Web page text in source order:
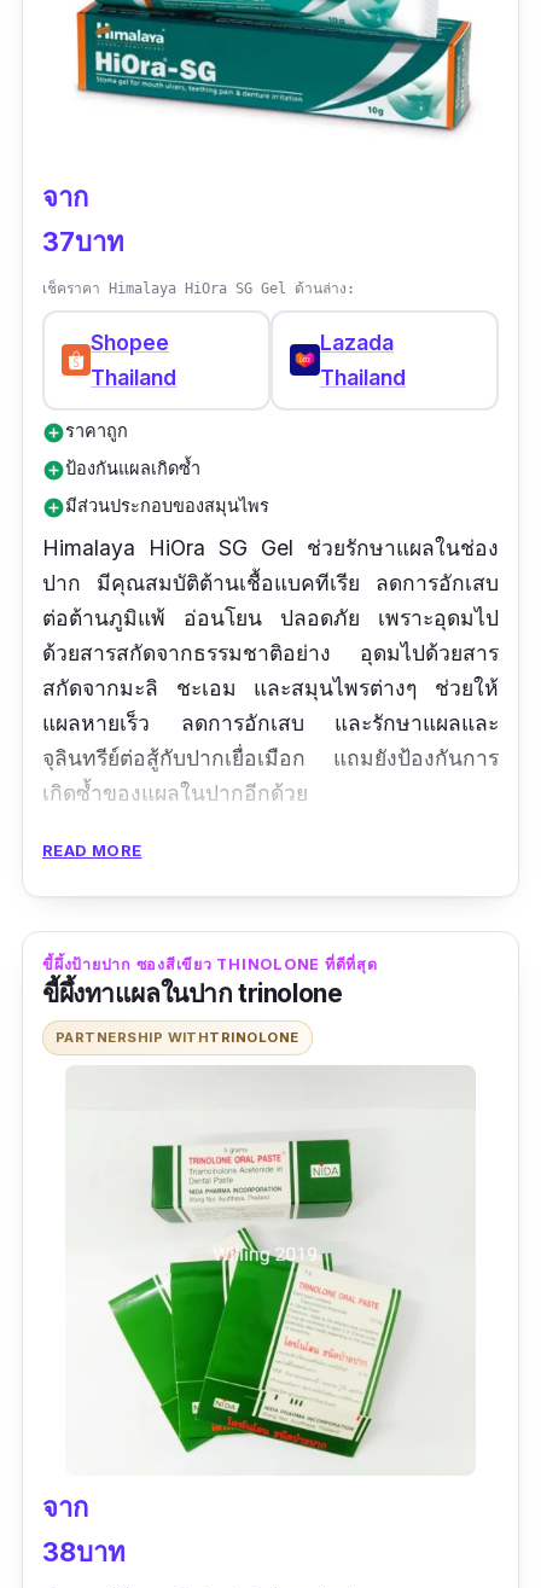
ข้อเสีย
ราคาแพง
จาก
37บาท
เช็คราคา Himalaya HiOra SG Gel ด้านล่าง:
Shopee
Thailand
Lazada
Thailand
add_circleราคาถูก
add_circleป้องกันแผลเกิดซ้ำ
add_circleมีส่วนประกอบของสมุนไพร
Himalaya HiOra SG Gel ช่วยรักษาแผลในช่อง
ปาก มีคุณสมบัติต้านเชื้อแบคทีเรีย ลดการอักเสบ
ต่อต้านภูมิแพ้ อ่อนโยน ปลอดภัย เพราะอุดมไป
ด้วยสารสกัดจากธรรมชาติอย่าง อุดมไปด้วยสาร
สกัดจากมะลิ ชะเอม และสมุนไพรต่างๆ ช่วยให้
แผลหายเร็ว ลดการอักเสบ และรักษาแผลและ
จุลินทรีย์ต่อสู้กับปากเยื่อเมือก แถมยังป้องกันการ
เกิดซ้ำของแผลในปากอีกด้วย
ปริมาณ:
ดีนะ มีสมุนไพรธรรมชาติด้วย อ่อนโยนมาก
ข้อดี
ป้องกันการเกิดแผลซ้ำ
หาซื้อยาก
READ MORE
ขี้ผึ้งป้ายปาก ซองสีเขียว THINOLONE ที่ดีที่สุด
ขี้ผึ้งทาแผลในปาก trinolone
PARTNERSHIP WITHTRINOLONE
จาก
38บาท